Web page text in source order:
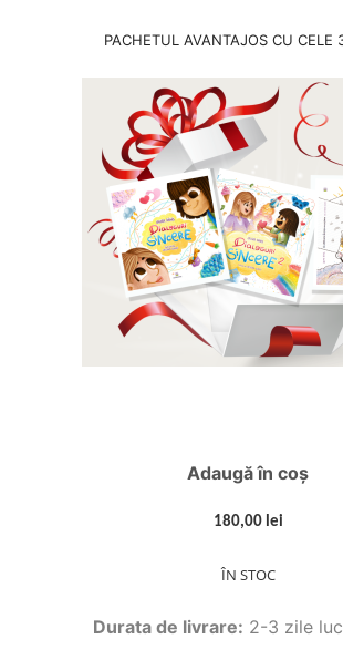
PACHETUL AVANTAJOS CU CELE
Adaugă în coș
180,00 lei
ÎN STOC
Durata de livrare: 2-3 zile